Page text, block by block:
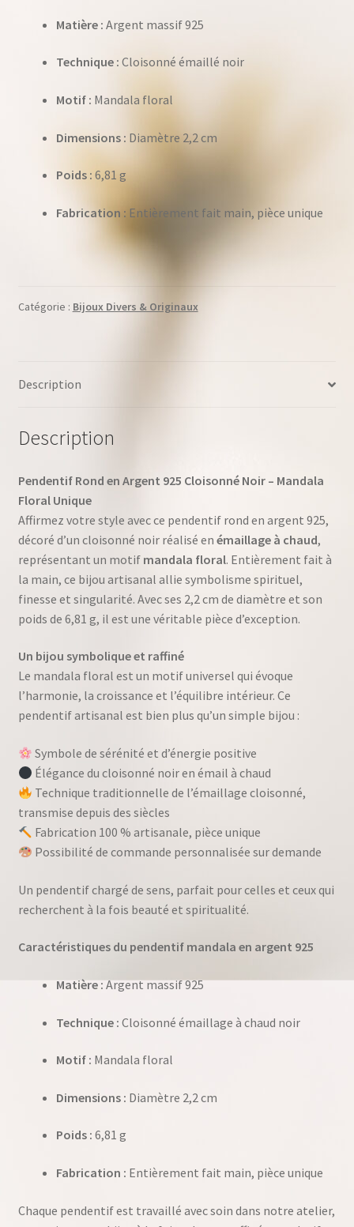
Matière : Argent massif 925
Technique : Cloisonné émaillé noir
Motif : Mandala floral
Dimensions : Diamètre 2,2 cm
Poids : 6,81 g
Fabrication : Entièrement fait main, pièce unique
Catégorie : Bijoux Divers & Originaux
Description
Description
Pendentif Rond en Argent 925 Cloisonné Noir – Mandala
Floral Unique
Affirmez votre style avec ce pendentif rond en argent 925,
décoré d’un cloisonné noir réalisé en émaillage à chaud,
représentant un motif mandala floral. Entièrement fait à
la main, ce bijou artisanal allie symbolisme spirituel,
finesse et singularité. Avec ses 2,2 cm de diamètre et son
poids de 6,81 g, il est une véritable pièce d’exception.
Un bijou symbolique et raffiné
Le mandala floral est un motif universel qui évoque
l’harmonie, la croissance et l’équilibre intérieur. Ce
pendentif artisanal est bien plus qu’un simple bijou :
Symbole de sérénité et d’énergie positive
Élégance du cloisonné noir en émail à chaud
Technique traditionnelle de l’émaillage cloisonné,
transmise depuis des siècles
Fabrication 100 % artisanale, pièce unique
Possibilité de commande personnalisée sur demande
Un pendentif chargé de sens, parfait pour celles et ceux qui
recherchent à la fois beauté et spiritualité.
Caractéristiques du pendentif mandala en argent 925
Matière :Argent massif 925
Technique : Cloisonné émaillage à chaud noir
Motif : Mandala floral
Dimensions : Diamètre 2,2 cm
Poids : 6,81 g
Fabrication : Entièrement fait main, pièce unique
Chaque pendentif est travaillé avec soin dans notre atelier,